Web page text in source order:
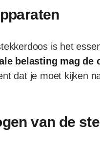
is het
belasting mag de
dat je moet kijken
van de